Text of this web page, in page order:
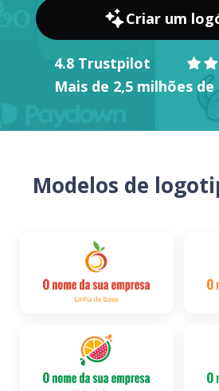
Criar um
4.8 Trustpilot
Mais de 2,5 milhões
Modelos de